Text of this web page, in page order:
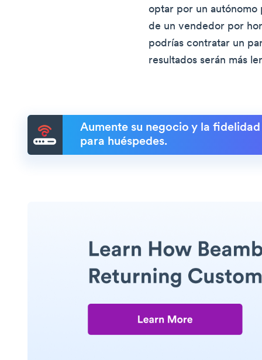
optar por un autónomo
de un vendedor por
podrías contratar un
resultados serán más
Aumente su negocio y la
para huéspedes.